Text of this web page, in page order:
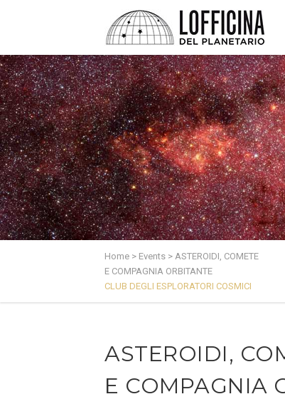
Home > Events > ASTEROIDI, COMETE
E COMPAGNIA ORBITANTE
CLUB DEGLI ESPLORATORI COSMICI
ASTEROIDI,
E COMPAGNIA